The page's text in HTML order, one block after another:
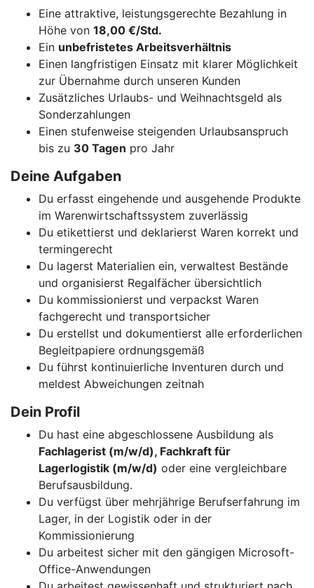
Eine attraktive, leistungsgerechte Bezahlung in
Höhe von 18,00 €/Std.
Ein unbefristetes Arbeitsverhältnis
Einen langfristigen Einsatz mit klarer Möglichkeit
zur Übernahme durch unseren Kunden
Zusätzliches Urlaubs- und Weihnachtsgeld als
Sonderzahlungen
Einen stufenweise steigenden Urlaubsanspruch
bis zu 30 Tagen pro Jahr
Deine Aufgaben
Du erfasst eingehende und ausgehende Produkte
im Warenwirtschaftssystem zuverlässig
Du etikettierst und deklarierst Waren korrekt und
termingerecht
Du lagerst Materialien ein, verwaltest Bestände
und organisierst Regalfächer übersichtlich
Du kommissionierst und verpackst Waren
fachgerecht und transportsicher
Du erstellst und dokumentierst alle erforderlichen
Begleitpapiere ordnungsgemäß
Du führst kontinuierliche Inventuren durch und
meldest Abweichungen zeitnah
Dein Profil
Du hast eine abgeschlossene Ausbildung als
Fachlagerist (m/w/d), Fachkraft für
Lagerlogistik (m/w/d) oder eine vergleichbare
Berufsausbildung.
Du verfügst über mehrjährige Berufserfahrung im
Lager, in der Logistik oder in der
Kommissionierung
Du arbeitest sicher mit den gängigen Microsoft-
Office-Anwendungen